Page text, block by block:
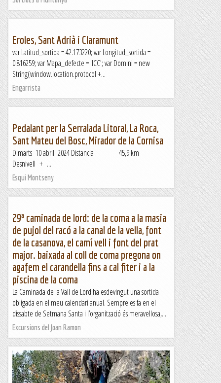
Eroles, Sant Adrià i Claramunt
var Latitud_sortida = 42.173220; var Longitud_sortida =
0.816259; var Mapa_defecte = 'ICC'; var Domini = new
String(window.location.protocol +...
Engarrista
Pedalant per la Serralada Litoral, La Roca,
Sant Mateu del Bosc, Mirador de la Cornisa
Dimarts 10 abril 2024 Distancia 45,9 km
Desnivell + ...
Esqui Montseny
29ª caminada de lord: de la coma a la masia
de pujol del racó a la canal de la vella, font
de la casanova, el camí vell i font del prat
major. baixada al coll de coma pregona on
agafem el carandella fins a cal fiter i a la
piscina de la coma
La Caminada de la Vall de Lord ha esdevingut una sortida
obligada en el meu calendari anual. Sempre es fa en el
dissabte de Setmana Santa i l’organització és meravellosa,...
Excursions del Joan Ramon